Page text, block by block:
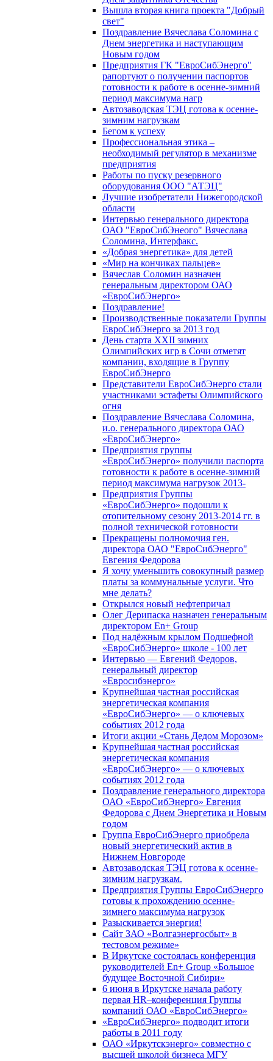
Вышла вторая книга проекта "Добрый
свет"
Поздравление Вячеслава Соломина с
Днем энергетика и наступающим
Новым годом
Предприятия ГК "ЕвроСибЭнерго"
рапортуют о получении паспортов
готовности к работе в осенне-зимний
период максимума нагр
Автозаводская ТЭЦ готова к осенне-
зимним нагрузкам
Бегом к успеху
Профессиональная этика –
необходимый регулятор в механизме
предприятия
Работы по пуску резервного
оборудования ООО "АТЭЦ"
Лучшие изобретатели Нижегородской
области
Интервью генерального директора
ОАО "ЕвроСибЭнеого" Вячеслава
Соломина, Интерфакс.
«Добрая энергетика» для детей
«Мир на кончиках пальцев»
Вячеслав Соломин назначен
генеральным директором ОАО
«ЕвроСибЭнерго»
Поздравление!
Производственные показатели Группы
ЕвроСибЭнерго за 2013 год
День старта XXII зимних
Олимпийских игр в Сочи отметят
компании, входящие в Группу
ЕвроСибЭнерго
Представители ЕвроСибЭнерго стали
участниками эстафеты Олимпийского
огня
Поздравление Вячеслава Соломина,
и.о. генерального директора ОАО
«ЕвроСибЭнерго»
Предприятия группы
«ЕвроСибЭнерго» получили паспорта
готовности к работе в осенне-зимний
период максимума нагрузок 2013-
Предприятия Группы
«ЕвроСибЭнерго» подошли к
отопительному сезону 2013-2014 гг. в
полной технической готовности
Прекращены полномочия ген.
директора ОАО "ЕвроСибЭнерго"
Евгения Федорова
Я хочу уменьшить совокупный размер
платы за коммунальные услуги. Что
мне делать?
Открылся новый нефтепричал
Олег Дерипаска назначен генеральным
директором En+ Group
Под надёжным крылом Подшефной
«ЕвроСибЭнерго» школе - 100 лет
Интервью — Евгений Федоров,
генеральный директор
«Евросибэнерго»
Крупнейшая частная российская
энергетическая компания
«ЕвроСибЭнерго» — о ключевых
событиях 2012 года
Итоги акции «Стань Дедом Морозом»
Крупнейшая частная российская
энергетическая компания
«ЕвроСибЭнерго» — о ключевых
событиях 2012 года
Поздравление генерального директора
ОАО «ЕвроСибЭнерго» Евгения
Федорова с Днем Энергетика и Новым
годом
Группа ЕвроСибЭнерго приобрела
новый энергетический актив в
Нижнем Новгороде
Автозаводская ТЭЦ готова к осенне-
зимним нагрузкам.
Предприятия Группы ЕвроСибЭнерго
готовы к прохождению осенне-
зимнего максимума нагрузок
Разыскивается энергия!
Сайт ЗАО «Волгаэнергосбыт» в
тестовом режиме»
В Иркутске состоялась конференция
руководителей En+ Group «Большое
будущее Восточной Сибири»
6 июня в Иркутске начала работу
первая HR–конференция Группы
компаний ОАО «ЕвроСибЭнерго»
«ЕвроСибЭнерго» подводит итоги
работы в 2011 году
ОАО «Иркутскэнерго» совместно с
высшей школой бизнеса МГУ